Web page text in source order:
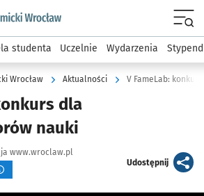
wroclaw.pl podserwis: Akademicki
studenta Uczelnie Wydarzenia
Wrocław Aktualności V FameLab:
dla
nauki
www.wroclaw.pl
Udostępnijartykuł